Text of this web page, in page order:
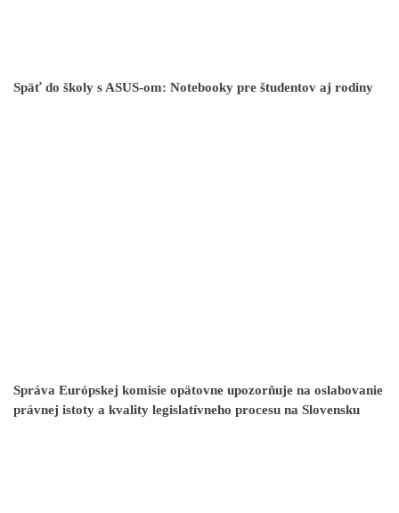
Späť do školy s ASUS-om: Notebooky pre študentov aj rodiny
Správa Európskej komisie opätovne upozorňuje na oslabovanie
právnej istoty a kvality legislatívneho procesu na Slovensku